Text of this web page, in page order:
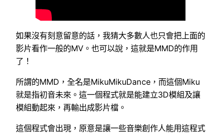
如果沒有刻意留意的話，我猜大多數人也只會把上面的
影片看作一般的MV。也可以說，這就是MMD的作用
了！
所謂的MMD，全名是MikuMikuDance，而這個Miku
就是指初音未來。這一個程式就是能建立3D模組及讓
模組動起來，再輸出成影片檔。
這個程式會出現，原意是讓一些音樂創作人能用這程式